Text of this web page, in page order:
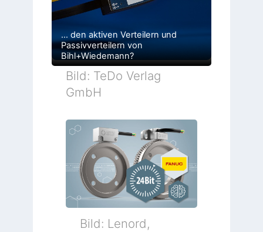
… den aktiven Verteilern und
Passivverteilern von
Bihl+Wiedemann?
Bild: TeDo Verlag
GmbH
Bild: Lenord,